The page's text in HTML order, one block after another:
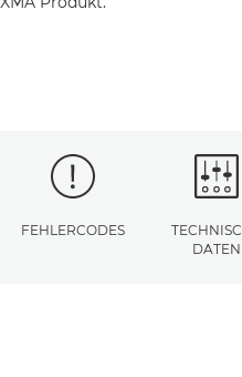
FEHLERCODES
DATEN